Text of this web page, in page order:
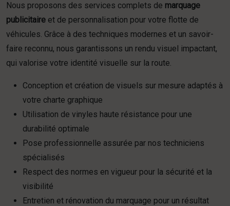
Nous proposons des services complets de marquage
publicitaire et de personnalisation pour votre flotte de
véhicules. Grâce à des techniques modernes et un savoir-
faire reconnu, nous garantissons un rendu visuel impactant,
qui valorise votre identité visuelle sur la route.
Conception et création de visuels sur mesure adaptés à
votre charte graphique
Utilisation de vinyles haute résistance pour une
durabilité optimale
Pose professionnelle assurée par nos techniciens
spécialisés
Respect des normes en vigueur pour la sécurité et la
visibilité
Entretien et rénovation du marquage pour un résultat